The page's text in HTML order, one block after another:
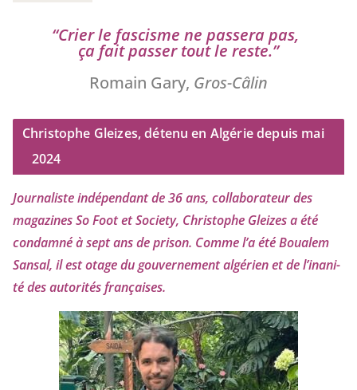
“Crier le fas­cisme ne pas­se­ra pas,
ça fait pas­ser tout le reste.”
Romain Gary, Gros-Câlin
Christophe Gleizes, détenu en Algérie depuis mai
2024
Journaliste indé­pen­dant de36ans, col­la­bo­ra­teur des
maga­zines So Foot et Society, Christophe Gleizesa été
condam­né à sept ans de pri­son. Comme l’a été Boualem
Sansal, il est otage du gou­ver­ne­ment algé­rien et de l’i­na­ni­
té des auto­ri­tés françaises.